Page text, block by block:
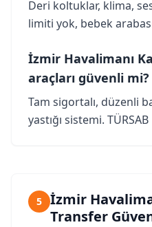
Deri koltuklar, klima,
limiti yok, bebek
İzmir Havalimanı
araçları güvenli mi?
Tam sigortalı, düzenli
yastığı sistemi.
5
İzmir
Transfer